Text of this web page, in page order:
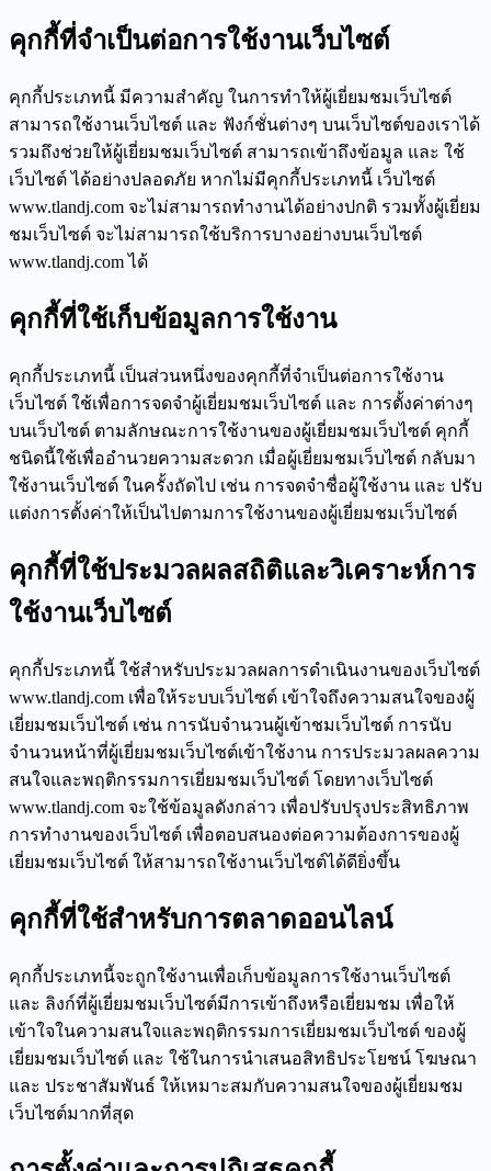
คุกกี้ที่จำเป็นต่อการใช้งานเว็บไซต์
คุกกี้ประเภทนี้ มีความสำคัญ ในการทำให้ผู้เยี่ยมชมเว็บไซต์
สามารถใช้งานเว็บไซต์ และ ฟังก์ชั่นต่างๆ บนเว็บไซต์ของเราได้
รวมถึงช่วยให้ผู้เยี่ยมชมเว็บไซต์ สามารถเข้าถึงข้อมูล และ ใช้
เว็บไซต์ ได้อย่างปลอดภัย หากไม่มีคุกกี้ประเภทนี้ เว็บไซต์
www.tlandj.com จะไม่สามารถทำงานได้อย่างปกติ รวมทั้งผู้เยี่ยม
ชมเว็บไซต์ จะไม่สามารถใช้บริการบางอย่างบนเว็บไซต์
www.tlandj.com ได้
คุกกี้ที่ใช้เก็บข้อมูลการใช้งาน
คุกกี้ประเภทนี้ เป็นส่วนหนึ่งของคุกกี้ที่จำเป็นต่อการใช้งาน
เว็บไซต์ ใช้เพื่อการจดจำผู้เยี่ยมชมเว็บไซต์ และ การตั้งค่าต่างๆ
บนเว็บไซต์ ตามลักษณะการใช้งานของผู้เยี่ยมชมเว็บไซต์ คุกกี้
ชนิดนี้ใช้เพื่ออำนวยความสะดวก เมื่อผู้เยี่ยมชมเว็บไซต์ กลับมา
ใช้งานเว็บไซต์ ในครั้งถัดไป เช่น การจดจำชื่อผู้ใช้งาน และ ปรับ
แต่งการตั้งค่าให้เป็นไปตามการใช้งานของผู้เยี่ยมชมเว็บไซต์
คุกกี้ที่ใช้ประมวลผลสถิติและวิเคราะห์การ
ใช้งานเว็บไซต์
คุกกี้ประเภทนี้ ใช้สำหรับประมวลผลการดำเนินงานของเว็บไซต์
www.tlandj.com เพื่อให้ระบบเว็บไซต์ เข้าใจถึงความสนใจของผู้
เยี่ยมชมเว็บไซต์ เช่น การนับจำนวนผู้เข้าชมเว็บไซต์ การนับ
จำนวนหน้าที่ผู้เยี่ยมชมเว็บไซต์เข้าใช้งาน การประมวลผลความ
สนใจและพฤติกรรมการเยี่ยมชมเว็บไซต์ โดยทางเว็บไซต์
www.tlandj.com จะใช้ข้อมูลดังกล่าว เพื่อปรับปรุงประสิทธิภาพ
การทำงานของเว็บไซต์ เพื่อตอบสนองต่อความต้องการของผู้
เยี่ยมชมเว็บไซต์ ให้สามารถใช้งานเว็บไซต์ได้ดียิ่งขึ้น
คุกกี้ที่ใช้สำหรับการตลาดออนไลน์
คุกกี้ประเภทนี้จะถูกใช้งานเพื่อเก็บข้อมูลการใช้งานเว็บไซต์
และ ลิงก์ที่ผู้เยี่ยมชมเว็บไซต์มีการเข้าถึงหรือเยี่ยมชม เพื่อให้
เข้าใจในความสนใจและพฤติกรรมการเยี่ยมชมเว็บไซต์ ของผู้
เยี่ยมชมเว็บไซต์ และ ใช้ในการนำเสนอสิทธิประโยชน์ โฆษณา
และ ประชาสัมพันธ์ ให้เหมาะสมกับความสนใจของผู้เยี่ยมชม
เว็บไซต์มากที่สุด